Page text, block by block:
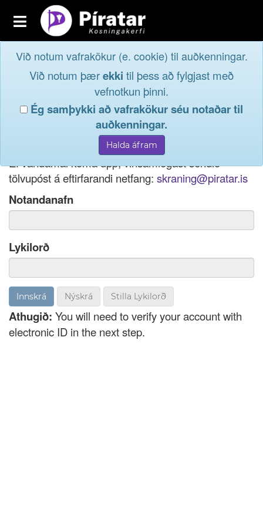
Toggle
navigation
Aðildarfélög
Innskrá
Við notum vafrakökur (e. cookie) til auðkenningar.
Við notum þærekki til þess að fylgjast með
vefnotkun þinni.
Ég samþykki að vafrakökur séu notaðar til
auðkenningar.
Innskráog taktu þátt í
lýðræðinu...
Ef þú hefur gleymt notendanafni þínu, þá má einnig
nota netfang eða kennitölu til innskráningar.
Ef vandamál koma upp, vinsamlegast sendið
tölvupóst á eftirfarandi netfang: skraning@piratar.is
Notandanafn
Lykilorð
Nýskrá Stilla Lykilorð
Athugið: You will need to verify your account with
electronic ID in the next step.